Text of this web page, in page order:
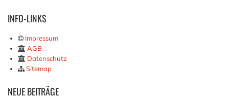
INFO-LINKS
Impressum
AGB
Datenschutz
Sitemap
NEUEBEITRÄGE